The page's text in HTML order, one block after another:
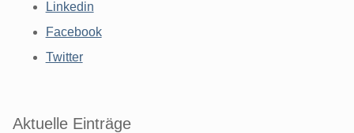
Linkedin
Facebook
Twitter
Aktuelle Einträge